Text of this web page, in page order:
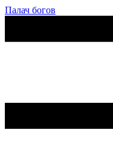
Палач богов